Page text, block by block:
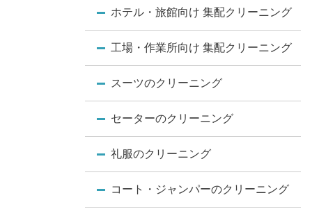
ホテル・旅館向け 集配クリーニング
工場・作業所向け 集配クリーニング
スーツのクリーニング
セーターのクリーニング
礼服のクリーニング
コート・ジャンパーのクリーニング